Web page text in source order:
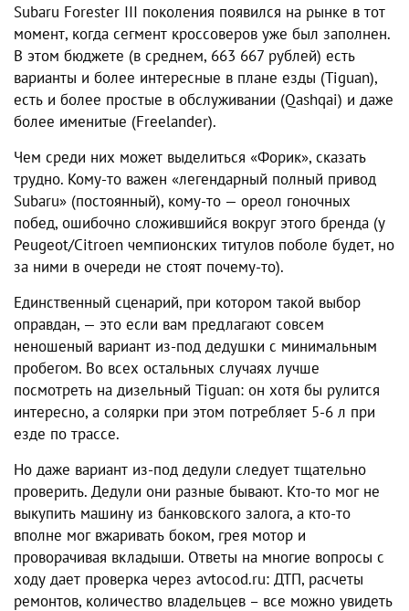
Subaru Forester III поколения появился на рынке в тот
момент, когда сегмент кроссоверов уже был заполнен.
В этом бюджете (в среднем, 663 667 рублей) есть
варианты и более интересные в плане езды (Tiguan),
есть и более простые в обслуживании (Qashqai) и даже
более именитые (Freelander).
Чем среди них может выделиться «Форик», сказать
трудно. Кому-то важен «легендарный полный привод
Subaru» (постоянный), кому-то — ореол гоночных
побед, ошибочно сложившийся вокруг этого бренда (у
Peugeot/Citroen чемпионских титулов поболе будет, но
за ними в очереди не стоят почему-то).
Единственный сценарий, при котором такой выбор
оправдан, — это если вам предлагают совсем
неношеный вариант из-под дедушки с минимальным
пробегом. Во всех остальных случаях лучше
посмотреть на дизельный Tiguan: он хотя бы рулится
интересно, а солярки при этом потребляет 5-6 л при
езде по трассе.
Но даже вариант из-под дедули следует тщательно
проверить. Дедули они разные бывают. Кто-то мог не
выкупить машину из банковского залога, а кто-то
вполне мог вжаривать боком, грея мотор и
проворачивая вкладыши. Ответы на многие вопросы с
ходу дает проверка через avtocod.ru: ДТП, расчеты
ремонтов, количество владельцев – все можно увидеть